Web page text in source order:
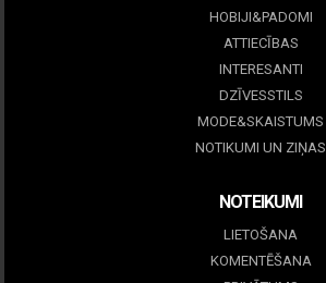
HOBIJI&PADOMI
ATTIECĪBAS
INTERESANTI
DZĪVESSTILS
MODE&SKAISTUMS
NOTIKUMI UN ZIŅAS
NOTEIKUMI
LIETOŠANA
KOMENTĒŠANA